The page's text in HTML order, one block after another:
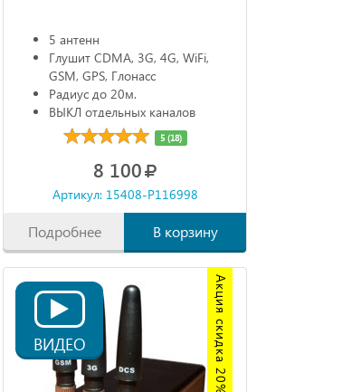
5 антенн
Глушит CDMA, 3G, 4G, WiFi,
GSM, GPS, Глонасс
Радиус до 20м.
ВЫКЛ отдельных каналов
Автономно 90мин. 5 (18)
8 100
Артикул: 15408-P116998
Подробнее В корзину
Акция скидка 20%
ВИДЕО